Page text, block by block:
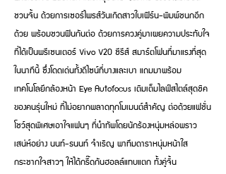
ชวนจิ้น ด้วยการเซอร์ไพรส์วันเกิดสาวใบเฟิร์น-พิมพ์ชนกอีก
ด้วย พร้อมชวนฟินกันต่อ ด้วยการควงคู่มาเผยความประทับใจ
ที่ได้เป็นพรีเซนเตอร์ Vivo V20 ซีรีส์ สมาร์ตโฟนที่มาแรงที่สุด
ในนาทีนี้ ซึ่งโดดเด่นทั้งดีไซน์ที่บางและเบา แถมมาพร้อม
เทคโนโลยีกล้องหน้า Eye Autofocus เติมเต็มไลฟ์สไตล์สุดชิค
ของคนรุ่นใหม่ ที่ไม่อยากพลาดทุกโมเมนต์สำคัญ ต่อด้วยแฟชั่น
โชว์สุดพิเศษเอาใจแฟนๆ ที่นำทัพโดยนักร้องหนุ่มหล่อพราว
เสน่ห์อย่าง นนท์-ธนนท์ จำเริญ พาทีมดาราหนุ่มหน้าใส
กระชากใจสาวๆ ให้ได้กรี๊ดกันฮอลล์แทบแตก ทั้งคู่จิ้น